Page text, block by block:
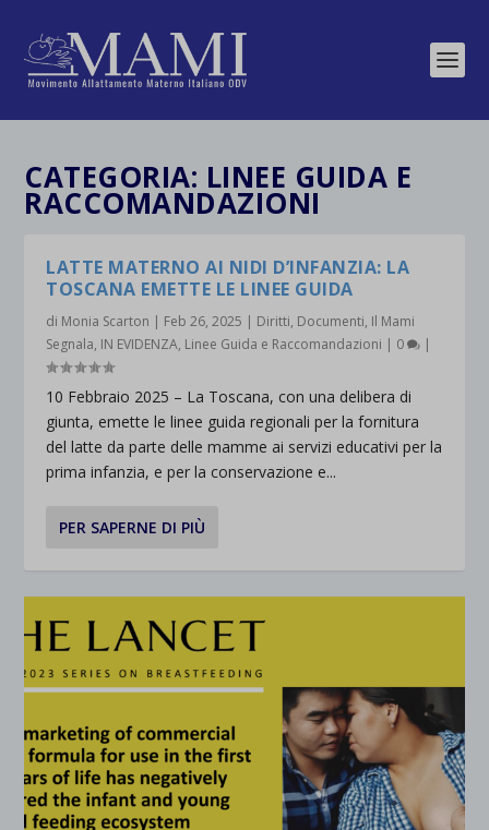
CATEGORIA: LINEE GUIDA E
RACCOMANDAZIONI
LATTE MATERNO AI NIDI D’INFANZIA: LA
TOSCANA EMETTE LE LINEE GUIDA
di Monia Scarton | Feb 26, 2025 | Diritti, Documenti, Il Mami
Segnala, IN EVIDENZA, Linee Guida e Raccomandazioni | 0 |
10 Febbraio 2025 – La Toscana, con una delibera di
giunta, emette le linee guida regionali per la fornitura
del latte da parte delle mamme ai servizi educativi per la
prima infanzia, e per la conservazione e...
PER SAPERNE DI PIÙ